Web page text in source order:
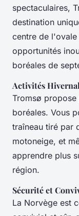
spectaculaires,
destination
centre de
opportunités
boréales de
Activités
Tromsø propose
boréales. Vous
traîneau tiré par
motoneige, et
apprendre plus
région.
Sécurité et
La Norvège est